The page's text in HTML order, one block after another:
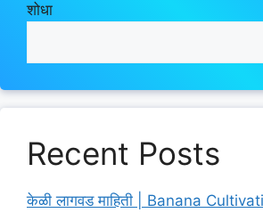
शोधा
Recent Posts
केळी लागवड माहिती | Banana